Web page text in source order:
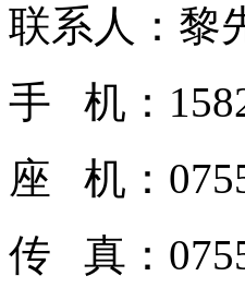
联系人：黎
手 机：
座 机：
传 真：